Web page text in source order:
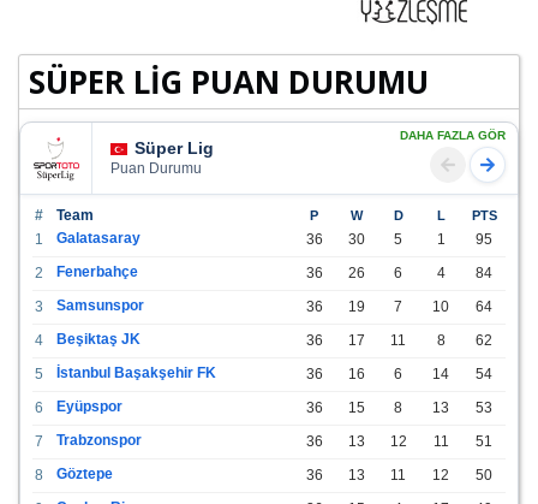
SÜPER LİG PUAN DURUMU
Süper Lig
Puan Durumu
DAHA FAZLA GÖR
# Team P W D L PTS
1 Galatasaray 36 30 5 1
95
2
Fenerbahçe 36 26 6 4
84
3
Samsunspor 36 19 7 10
64
4
Beşiktaş JK 36 17 11 8
62
5
İstanbul Başakşehir FK 36 16 6 14
54
6
Eyüpspor 36 15 8 13
53
7
Trabzonspor 36 13 12 11
51
8
Göztepe 36 13 11 12
50